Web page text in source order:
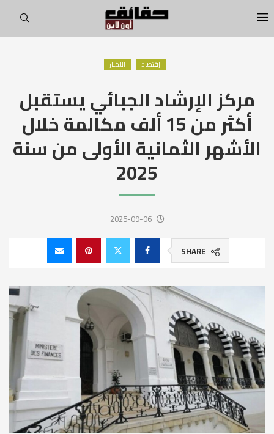
إقتصاد الاخبار
مركز الإرشاد الجبائي يستقبل
أكثر من 15 ألف مكالمة خلال
الأشهر الثمانية الأولى من سنة
2025
2025-09-06
SHARE